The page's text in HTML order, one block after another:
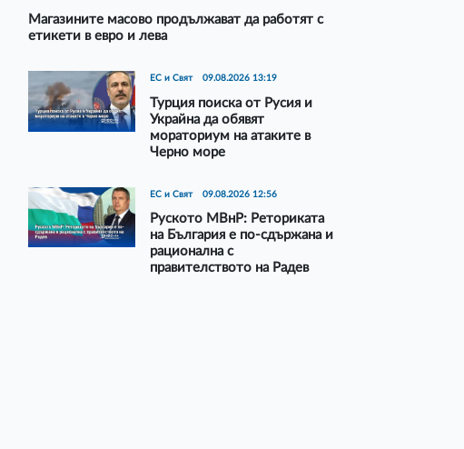
Магазините масово продължават да работят с
етикети в евро и лева
ЕС и Свят 09.08.2026 13:19
Турция поиска от Русия и
Украйна да обявят
мораториум на атаките в
Черно море
ЕС и Свят 09.08.2026 12:56
Руското МВнР: Реториката
на България е по-сдържана и
рационална с
правителството на Радев